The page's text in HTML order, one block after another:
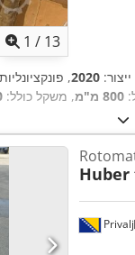
1 / 13
2020
,
800 מ"מ , משקל כולל:
Privalj
Huber